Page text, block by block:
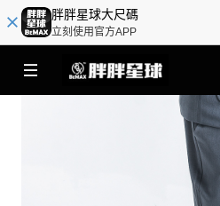
胖胖星球大尺碼
立刻使用官方APP